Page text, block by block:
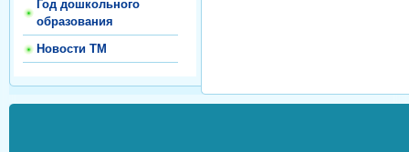
Год дошкольного
образования
Новости ТМ